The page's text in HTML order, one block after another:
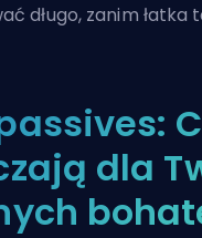
długo, zanim łatka
dla